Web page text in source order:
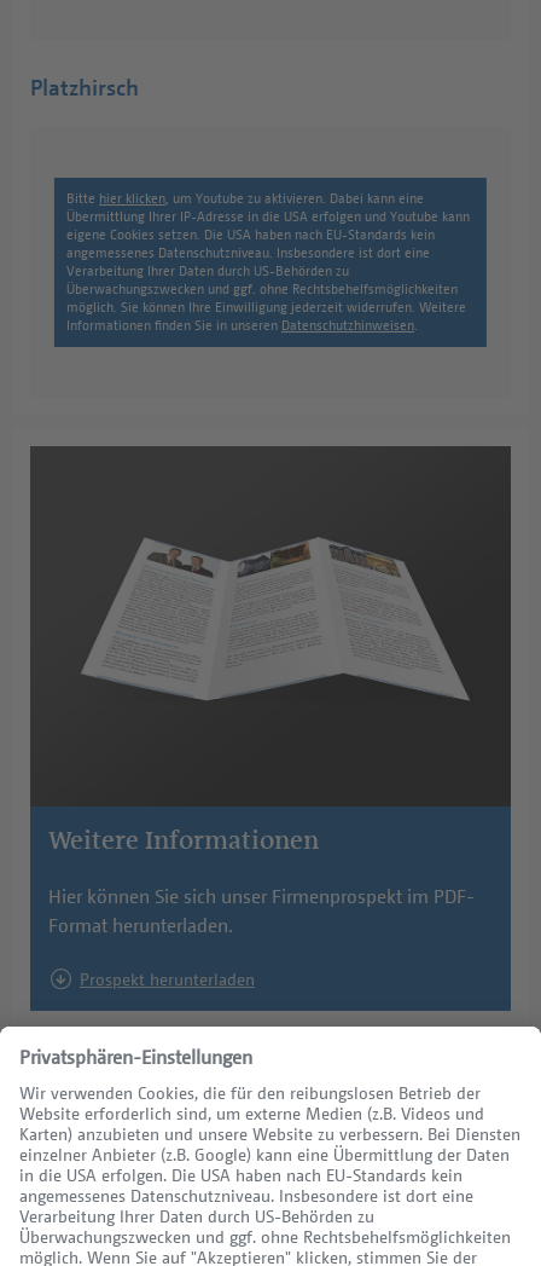
Platzhirsch
Bitte hier klicken, um Youtube zu aktivieren. Dabei kann eine
Übermittlung Ihrer IP-Adresse in die USA erfolgen und Youtube kann
eigene Cookies setzen. Die USA haben nach EU-Standards kein
angemessenes Datenschutzniveau. Insbesondere ist dort eine
Verarbeitung Ihrer Daten durch US-Behörden zu
Überwachungszwecken und ggf. ohne Rechtsbehelfsmöglichkeiten
möglich. Sie können Ihre Einwilligung jederzeit widerrufen. Weitere
Informationen finden Sie in unseren Datenschutzhinweisen.
Weitere Informationen
Hier können Sie sich unser Firmenprospekt im PDF-
Format herunterladen.
Prospekt herunterladen